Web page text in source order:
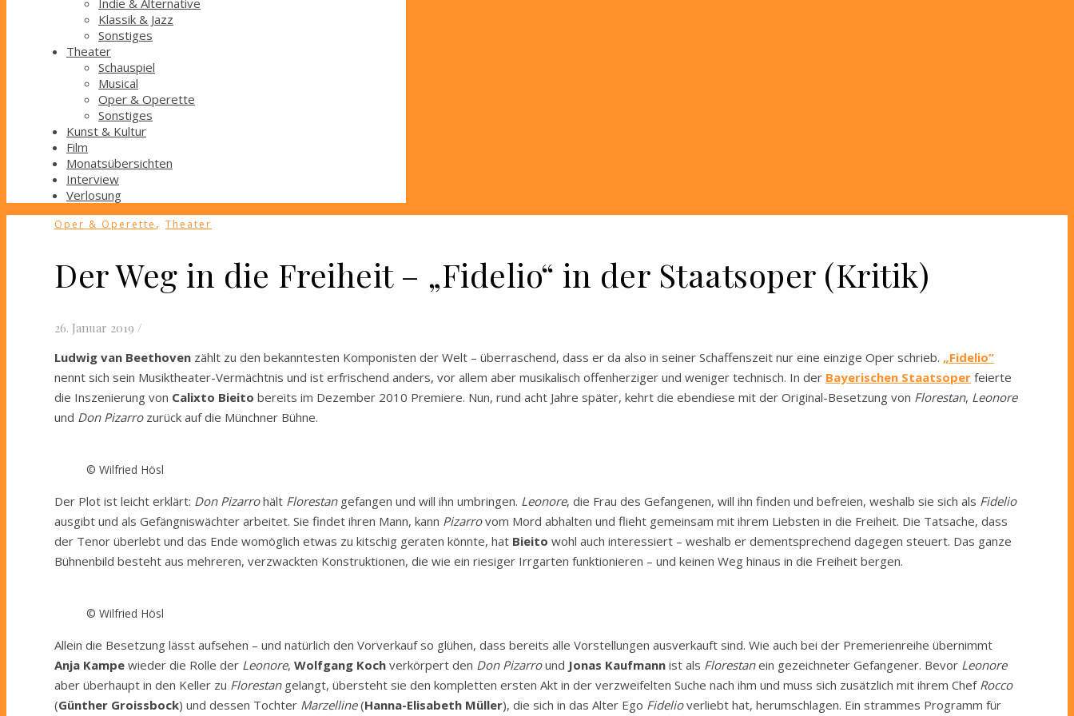
Indie & Alternative
Klassik & Jazz
Sonstiges
Theater
Schauspiel
Musical
Oper & Operette
Sonstiges
Kunst & Kultur
Film
Monatsübersichten
Interview
Verlosung
Oper & Operette , Theater
Der Weg in die Freiheit – „Fidelio“ in der Staatsoper (Kritik)
26. Januar 2019 /
Ludwig van Beethoven zählt zu den bekanntesten Komponisten der Welt – überraschend, dass er da also in seiner Schaffenszeit nur eine einzige Oper schrieb. „Fidelio“
nennt sich sein Musiktheater-Vermächtnis und ist erfrischend anders, vor allem aber musikalisch offenherziger und weniger technisch. In der Bayerischen Staatsoper feierte
die Inszenierung von Calixto Bieito bereits im Dezember 2010 Premiere. Nun, rund acht Jahre später, kehrt die ebendiese mit der Original-Besetzung von Florestan, Leonore
und Don Pizarrozurück auf die Münchner Bühne.
© Wilfried Hösl
Der Plot ist leicht erklärt: Don Pizarrohält Florestangefangen und will ihn umbringen. Leonore, die Frau des Gefangenen, will ihn finden und befreien, weshalb sie sich als Fidelio
ausgibt und als Gefängniswächter arbeitet. Sie findet ihren Mann, kann Pizarrovom Mord abhalten und flieht gemeinsam mit ihrem Liebsten in die Freiheit. Die Tatsache, dass
der Tenor überlebt und das Ende womöglich etwas zu kitschig geraten könnte, hat Bieito wohl auch interessiert – weshalb er dementsprechend dagegen steuert. Das ganze
Bühnenbild besteht aus mehreren, verzwackten Konstruktionen, die wie ein riesiger Irrgarten funktionieren – und keinen Weg hinaus in die Freiheit bergen.
© Wilfried Hösl
Allein die Besetzung lässt aufsehen – und natürlich den Vorverkauf so glühen, dass bereits alle Vorstellungen ausverkauft sind. Wie auch bei der Premerienreihe übernimmt
Anja Kampe wieder die Rolle der Leonore, Wolfgang Koch verkörpert den Don Pizarround Jonas Kaufmann ist als Florestanein gezeichneter Gefangener. Bevor Leonore
aber überhaupt in den Keller zu Florestangelangt, übersteht sie den kompletten ersten Akt in der verzweifelten Suche nach ihm und muss sich zusätzlich mit ihrem Chef Rocco
(Günther Groissbock) und dessen Tochter Marzelline(Hanna-Elisabeth Müller), die sich in das Alter Ego Fidelioverliebt hat, herumschlagen. Ein strammes Programm für